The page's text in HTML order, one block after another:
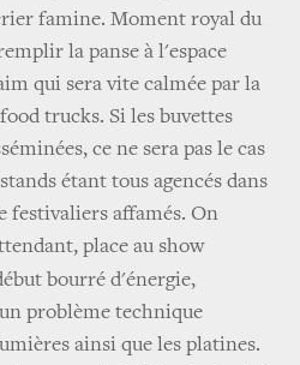
famine. Moment royal du
la panse à l'espace
qui sera vite calmée par la
trucks. Si les buvettes
ce ne sera pas le cas
étant tous agencés dans
festivaliers affamés. On
place au show
bourré d'énergie,
problème technique
ainsi que les platines.